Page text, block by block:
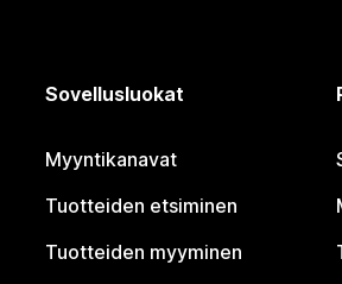
Sovellusluokat
Myyntikanavat
Tuotteiden etsiminen
Tuotteiden myyminen